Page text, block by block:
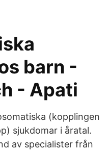
barn -
- Apati
(kopplingen
sjukdomar i åratal.
av specialister från